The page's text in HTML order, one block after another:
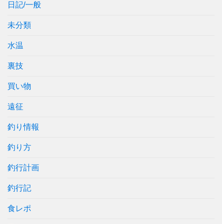
日記/一般
未分類
水温
裏技
買い物
遠征
釣り情報
釣り方
釣行計画
釣行記
食レポ